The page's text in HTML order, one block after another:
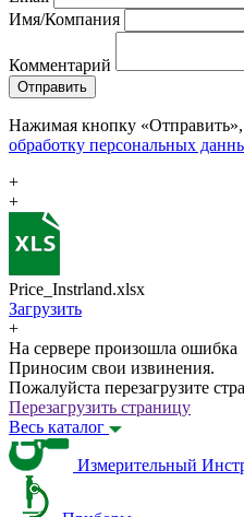
Имя/Компания
Комментарий
Отправить
Нажимая кнопку «Отправить»,
обработку персональных
+
+
Price_Instrland.xlsx
Загрузить
+
На сервере произошла ошибка
Приносим свои извинения.
Пожалуйста перезагрузите
Перезагрузить страницу
Весь каталог
Измерительный